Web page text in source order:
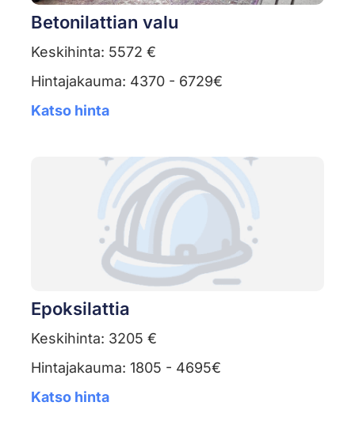
Betonilattian valu
Keskihinta: 5572 €
Hintajakauma: 4370 - 6729€
Katso hinta
Epoksilattia
Keskihinta: 3205 €
Hintajakauma: 1805 - 4695€
Katso hinta